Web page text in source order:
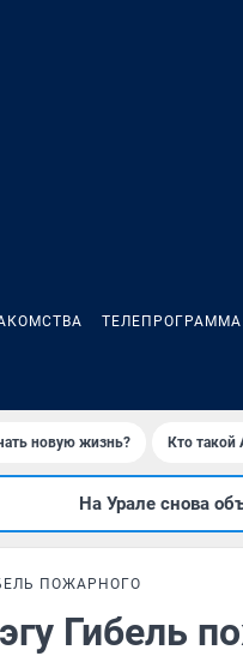
ТЕЛЕПРОГРАММА
новую жизнь? Кто такой
На Урале снова
ПОЖАРНОГО
Гибель